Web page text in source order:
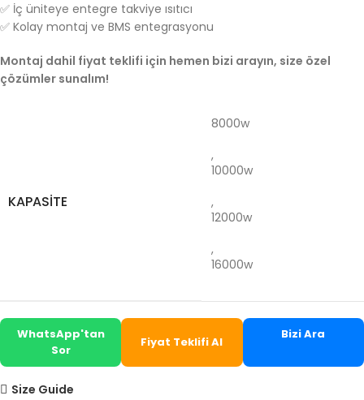
✅ İç üniteye entegre takviye ısıtıcı
✅ Kolay montaj ve BMS entegrasyonu
Montaj dahil fiyat teklifi için hemen bizi arayın, size özel
çözümler sunalım!
KAPASITE
8000w
,
10000w
,
12000w
,
16000w
WhatsApp'tan
Sor
Fiyat Teklifi Al
Bizi Ara
Size Guide